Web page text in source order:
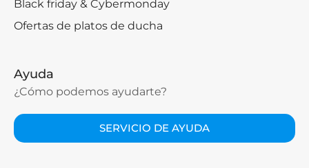
Black friday & Cybermonday
Ofertas de platos de ducha
Ayuda
¿Cómo podemos ayudarte?
SERVICIO DE AYUDA